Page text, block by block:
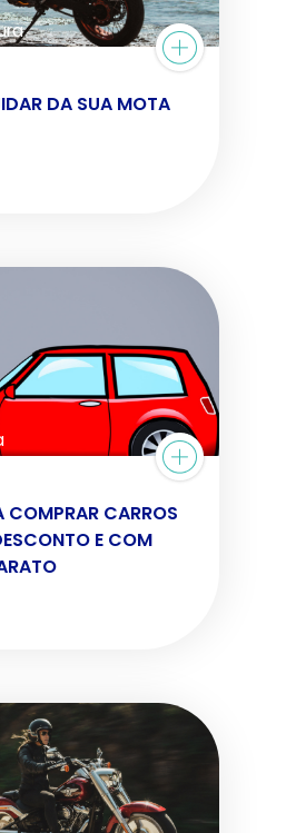
DA SUA MOTA
COMPRAR CARROS
E COM